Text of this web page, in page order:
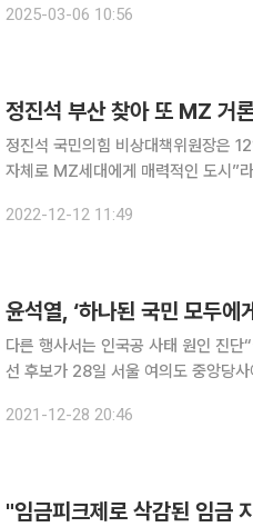
2025-03-06 10:56
정진석 부산 찾아 또 MZ 거
정진석 국민의힘 비상대책위원장은
자체로 MZ세대에게 매력적인 도시”
2022-12-12 11:49
윤석열, ‘하나된 국민 모두에
다른 행사서는 인국공 사태 원인 진단“이념지
선 후보가 28일 서울 여의도 중앙당
국위원회(내기대)’가 주최한 ‘MZ세
2021-12-28 20:46
"임금피크제로 삭감된 임금